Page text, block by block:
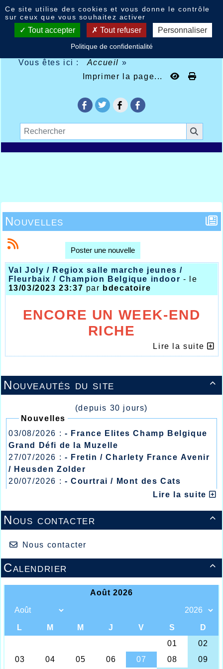
Vous êtes ici : Accueil »
Imprimer la page...

Nouveautés du site
(depuis 30 jours)
Nouvelles
03/08/2026 : - France Elites Champ Belgique
Grand Défi de la Muzelle
27/07/2026 : - Fretin / Charlety France Avenir
/ Heusden Zolder
20/07/2026 : - Courtrai / Mont des Cats
- Lyon / Meeting Abeilles /Lire la suite

Nous contacter
Nous contacter

Calendrier
Nouvelles
Poster une nouvelle
Val Joly / Regiox salle marche jeunes /
Fleurbaix / Champion Belgique indoor - le
13/03/2023 23:37 par bdecatoire
ENCORE UN WEEK-END
RICHE
EN RESULTATS A L’AHVL
Pierre THOMAS
l’AHVL qui, une fois de plus se sont
retrouvés sur différentes compétitions où,
déroulait le traditionnel « Trail » proposant
randonnée de 8kms et une marche nordique
avait décidé de se présenter au départ du
24kms, et bien lui en fut car il devait au
terme de l’épreuve, s’imposer avec 16
secondes d’avance sur son suivant, il
s’imposait en 1h36.35, bonne performance
Lire la suite
Ce site utilise des cookies et vous donne le contrôle
sur ceux que vous souhaitez activer
Tout accepter Tout refuser Personnaliser
Politique de confidentialité